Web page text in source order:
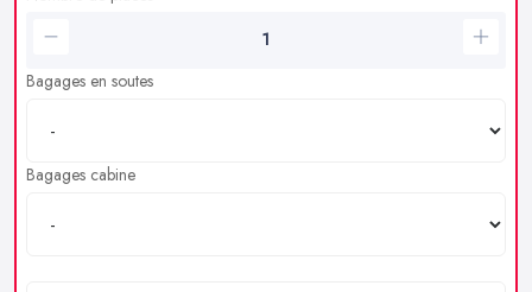
Bagages en soutes
Bagages cabine